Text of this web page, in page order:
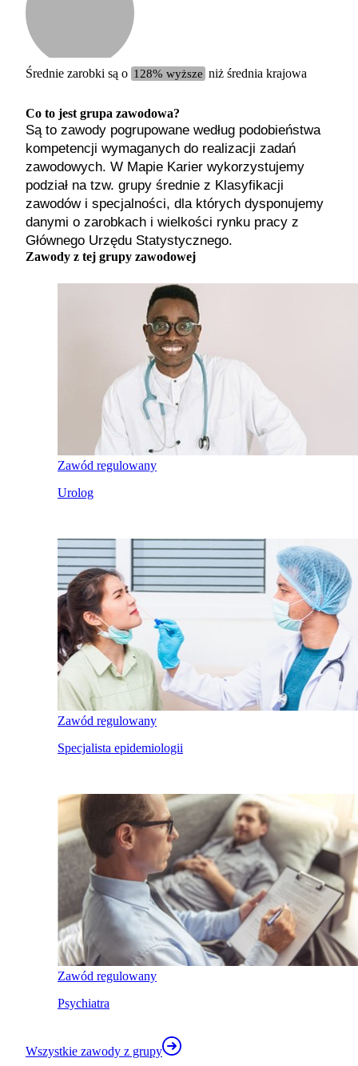
średnie
Średnie zarobki są o 128% wyższe niż średnia krajowa
Co to jest grupa zawodowa?
Są to zawody pogrupowane według podobieństwa
kompetencji wymaganych do realizacji zadań
zawodowych. W Mapie Karier wykorzystujemy
podział na tzw. grupy średnie z Klasyfikacji
zawodów i specjalności, dla których dysponujemy
danymi o zarobkach i wielkości rynku pracy z
Głównego Urzędu Statystycznego.
Zawody z tej grupy zawodowej
Zawód regulowany
Urolog
Zawód regulowany
Specjalista epidemiologii
Zawód regulowany
Psychiatra
Wszystkie zawody z grupy